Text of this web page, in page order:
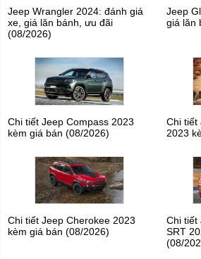
Jeep Wrangler 2024: đánh giá
xe, giá lăn bánh, ưu đãi
(08/2026)
Jeep
giá lăn
Chi tiết Jeep Compass 2023
kèm giá bán (08/2026)
Chi tiết
2023
Chi tiết Jeep Cherokee 2023
kèm giá bán (08/2026)
Chi tiết
SRT
(08/